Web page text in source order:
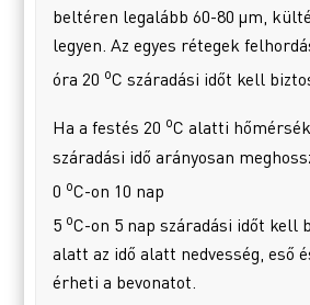
beltéren legalább 60-80 µm,
legyen. Az egyes rétegek
óra 20 oC száradási időt kell
Ha a festés 20 oC alatti
száradási idő arányosan
0 oC-on 10 nap
5 oC-on 5 nap száradási időt kell
alatt az idő alatt nedvesség, eső
érheti a bevonatot.